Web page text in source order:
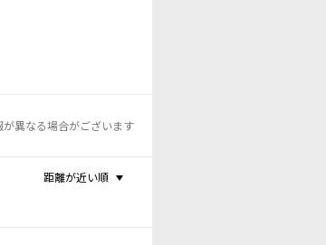
異なる場合がございます
距離が近い順